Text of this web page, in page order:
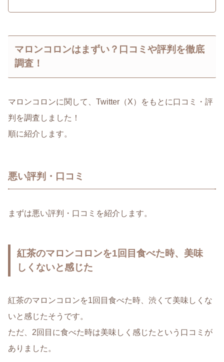
マロンコロンはまずい？口コミや評判を徹底
調査！
マロンコロンに関して、Twitter（X）をもとに口コミ・評
判を調査しました！
順に紹介します。
悪い評判・口コミ
まずは悪い評判・口コミを紹介します。
紅茶のマロンコロンを1回目食べた時、美味
しくないと感じた
紅茶のマロンコロンを1回目食べた時、渋くて美味しくな
いと感じたそうです。
ただ、2回目に食べた時は美味しく感じたという口コミが
ありました。